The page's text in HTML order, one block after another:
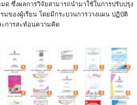
ด ซึ่งผลการวิจัยสามารถนำมาใช้ในการปรับปรุง
มของผู้เรียน โดยมีกระบวนการวางแผน ปฏิบัติ
ะการสะท้อนความคิด